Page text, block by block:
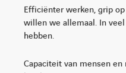
Efficiënter werken, grip
willen we allemaal. In
hebben.
Capaciteit van mensen